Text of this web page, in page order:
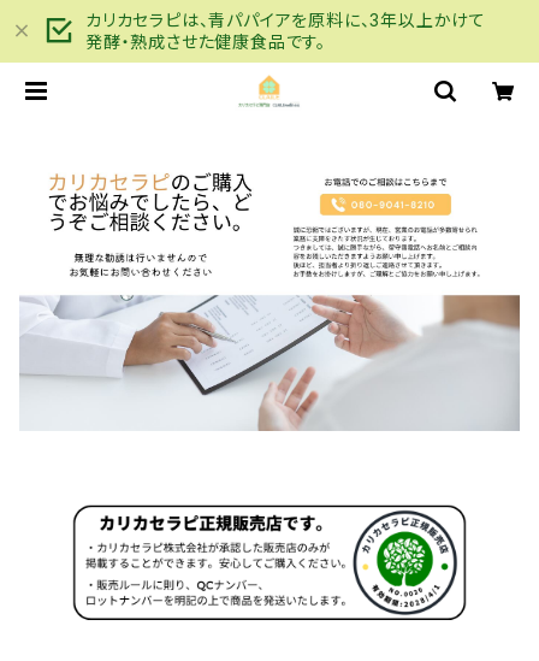
カリカセラピは、青パパイアを原料に、3年以上かけて
発酵・熟成させた健康食品です。